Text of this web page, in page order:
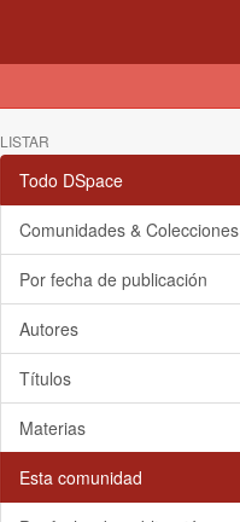
LISTAR
Todo DSpace
Comunidades & Colecciones
Por fecha de publicación
Autores
Títulos
Materias
Esta comunidad